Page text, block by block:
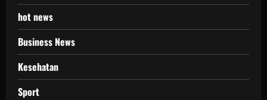
hot news
Business News
Kesehatan
Sport